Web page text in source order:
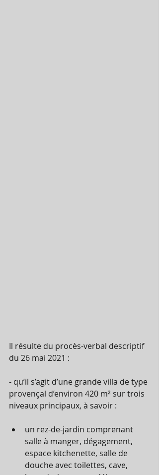
Il résulte du procès-verbal descriptif
du 26 mai 2021 :
- qu’il s’agit d’une grande villa de type
provençal d’environ 420 m² sur trois
niveaux principaux, à savoir :
un rez-de-jardin comprenant
salle à manger, dégagement,
espace kitchenette, salle de
douche avec toilettes, cave,